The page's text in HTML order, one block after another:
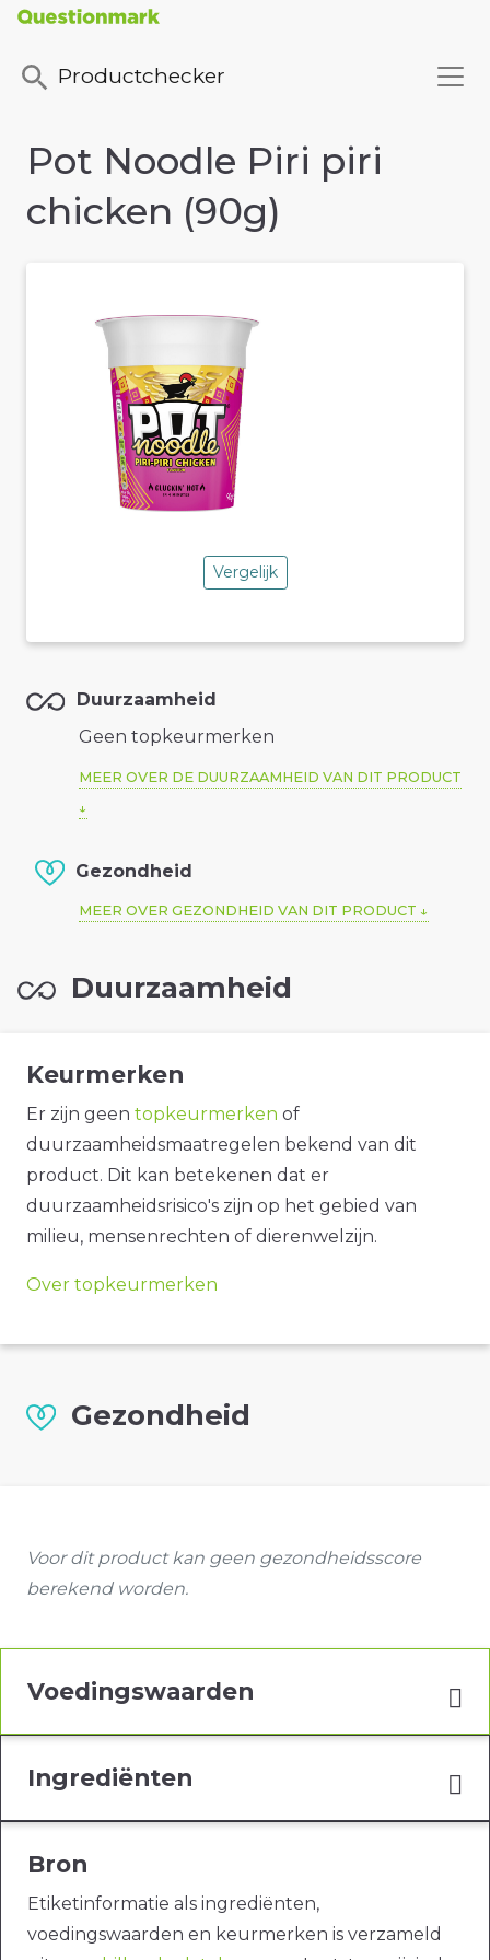
Productchecker
Pot Noodle Piri piri
chicken (90g)
Vergelijk
Duurzaamheid
Geen topkeurmerken
MEER OVER DE DUURZAAMHEID VAN DIT PRODUCT
Gezondheid
MEER OVER GEZONDHEID VAN DIT PRODUCT
Duurzaamheid
Keurmerken
Er zijn geen topkeurmerken of
duurzaamheidsmaatregelen bekend van dit
product. Dit kan betekenen dat er
duurzaamheidsrisico's zijn op het gebied van
milieu, mensenrechten of dierenwelzijn.
Over topkeurmerken
Gezondheid
Voor dit product kan geen gezondheidsscore
berekend worden.
Voedingswaarden
Ingrediënten
Bron
Etiketinformatie als ingrediënten,
voedingswaarden en keurmerken is verzameld